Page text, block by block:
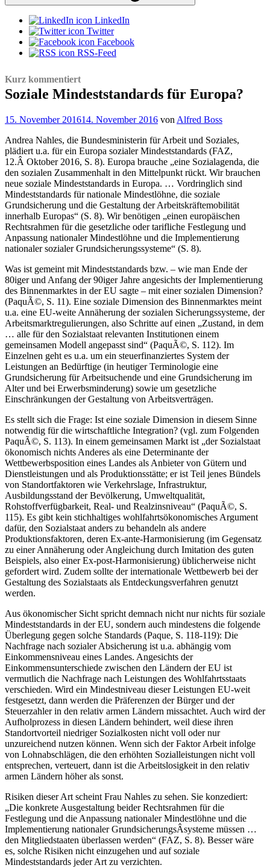
LinkedIn
Twitter
Facebook
RSS-Feed
Kurz kommentiert
Soziale Mindeststandards für Europa?
Veröffentlicht
15. November 201614. November 2016 von Alfred Boss
Andrea Nahles, die Bundesministerin für Arbeit und Soziales,
plädiert u.a. für ein Europa sozialer Mindeststandards (FAZ,
12.Â Oktober 2016, S. 8). Europa brauche „eine Sozialagenda, die
den sozialen Zusammenhalt in den Mittelpunkt rückt. Wir brauchen
neue soziale Mindeststandards in Europa. … Vordringlich sind
Mindeststandards für nationale Mindestlöhne, die soziale
Grundsicherung und die Gestaltung der Arbeitskräftemobilität
innerhalb Europas“ (S. 8). Wir benötigen „einen europäischen
Rechtsrahmen für die gesetzliche oder tarifliche Festlegung und
Anpassung nationaler Mindestlöhne und die Implementierung
nationaler sozialer Grundsicherungssysteme“ (S. 8).
Was ist gemeint mit Mindeststandards bzw. – wie man Ende der
80iger und Anfang der 90iger Jahre angesichts der Implementierung
des Binnenmarktes in der EU sagte – mit einer sozialen Dimension?
(PaquÃ©, S. 11). Eine soziale Dimension des Binnenmarktes meint
u.a. eine EU-weite Annäherung der sozialen Sicherungssysteme, der
Arbeitsmarktregulierungen, also Schritte auf einen „Zustand, in dem
… alle für den Sozialstaat relevanten Institutionen einem
gemeinsamen Modell angepasst sind“ (PaquÃ©, S. 112). Im
Einzelnen geht es u.a. um ein steuerfinanziertes System der
Leistungen an Bedürftige (in heutiger Terminologie eine
Grundsicherung für Arbeitsuchende und eine Grundsicherung im
Alter und bei Erwerbsminderung) sowie um gesetzliche
Einschränkungen der Gestaltung von Arbeitsverträgen.
Es stellt sich die Frage: Ist eine soziale Dimension in diesem Sinne
notwendig für die wirtschaftliche Integration? (vgl. zum Folgenden
PaquÃ©, S. 113). In einem gemeinsamen Markt ist „der Sozialstaat
ökonomisch nichts Anderes als eine Determinante der
Wettbewerbsposition eines Landes als Anbieter von Gütern und
Dienstleistungen und als Produktionsstätte; er ist Teil jenes Bündels
von Standortfaktoren wie Verkehrslage, Infrastruktur,
Ausbildungsstand der Bevölkerung, Umweltqualität,
Rohstoffverfügbarkeit, Real- und Realzinsniveau“ (PaquÃ©, S.
115). Es gibt kein stichhaltiges wohlfahrtsökonomisches Argument
dafür, den Sozialstaat anders zu behandeln als andere
Produktionsfaktoren, deren Ex-ante-Harmonisierung (im Gegensatz
zu einer Annäherung oder Angleichung durch Imitation des guten
Beispiels, also einer Ex-post-Harmonisierung) üblicherweise nicht
gefordert wird. Zudem sollte der internationale Wettbewerb bei der
Gestaltung des Sozialstaats als Entdeckungsverfahren genutzt
werden.
Aus ökonomischer Sicht spricht demnach nicht nur nichts für soziale
Mindeststandards in der EU, sondern auch mindestens die folgende
Überlegung gegen solche Standards (Paque, S. 118-119): Die
Nachfrage nach sozialer Absicherung ist u.a. abhängig vom
Einkommensniveau eines Landes. Angesichts der
Einkommensunterschiede zwischen den Ländern der EU ist
vermutlich die Nachfrage nach Leistungen des Wohlfahrtsstaats
verschieden. Wird ein Mindestniveau dieser Leistungen EU-weit
festgesetzt, dann werden die Präferenzen der Bürger und der
Steuerzahler in den relativ armen Ländern missachtet. Auch wird der
Aufholprozess in diesen Ländern behindert, weil diese ihren
Standortvorteil niedriger Sozialkosten nicht voll oder nur
unzureichend nutzen können. Wenn sich der Faktor Arbeit infolge
von Lohnabschlägen, die den erhöhten Sozialleistungen nicht voll
entsprechen, verteuert, dann ist die Arbeitslosigkeit in den relativ
armen Ländern höher als sonst.
Risiken dieser Art scheint Frau Nahles zu sehen. Sie konzediert:
„Die konkrete Ausgestaltung beider Rechtsrahmen für die
Festlegung und die Anpassung nationaler Mindestlöhne und die
Implementierung nationaler GrundsicherungsÂ­systeme müssen …
den Mitgliedstaaten überlassen werden“ (FAZ, S. 8). Besser wäre
es, solche Risiken nicht einzugehen und auf soziale
Mindeststandards jeder Art zu verzichten.